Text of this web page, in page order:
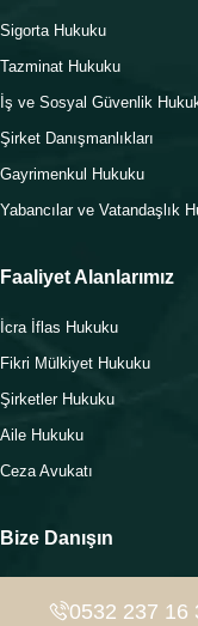
Sigorta Hukuku
Tazminat Hukuku
İş ve Sosyal Güvenlik
Şirket Danışmanlıkları
Gayrimenkul Hukuku
Yabancılar ve Vatandaşlık
Faaliyet Alanlarımız
İcra İflas Hukuku
Fikri Mülkiyet Hukuku
Şirketler Hukuku
Aile Hukuku
Ceza Avukatı
Bize Danışın
0532 237 16